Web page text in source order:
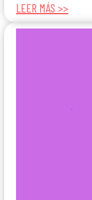
LEER MÁS >>